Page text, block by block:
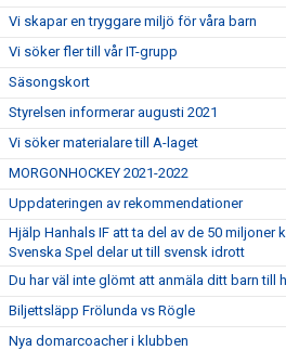
Vi skapar en tryggare miljö för våra barn
Vi söker fler till vår IT-grupp
Säsongskort
Styrelsen informerar augusti 2021
Vi söker materialare till A-laget
MORGONHOCKEY 2021-2022
Uppdateringen av rekommendationer
Hjälp Hanhals IF att ta del av de 50 miljoner
Svenska Spel delar ut till svensk idrott
Du har väl inte glömt att anmäla ditt barn till
Biljettsläpp Frölunda vs Rögle
Nya domarcoacher i klubben